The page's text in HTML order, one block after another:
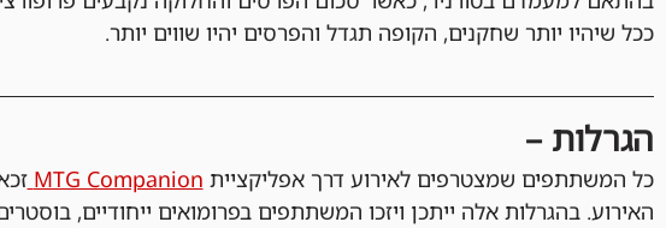
ככל שיהיו יותר שחקנים, הקופה תגדל והפרסים יהיו שווים יותר.
הגרלות –
כל המשתתפים שמצטרפים לאירוע דרך אפליקציית MTG Companion
האירוע. בהגרלות אלה ייתכן ויזכו המשתתפים בפרומואים ייחודיים,